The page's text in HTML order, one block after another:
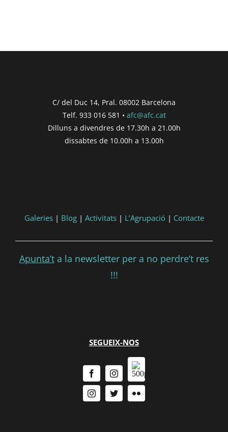
C/ del Duc 14, Pral. 08002 Barcelona
Telf. 933 016 581 • afc@afc.cat
Dilluns a divendres de 17.30h a 21.00h
dissabtes de 10.00h a 13.00h
Galeries| Blog| Activitats| L’Agrupació| Contacte
Apunta’ta la newsletter per a no perdre’t res
!!!
SEGUEIX-NOS